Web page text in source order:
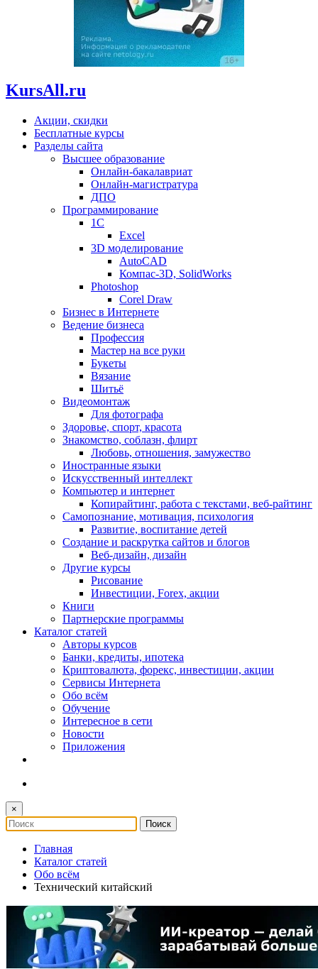
KursAll.ru
Акции, скидки
Бесплатные курсы
Разделы сайта
Высшее образование
Онлайн-бакалавриат
Онлайн-магистратура
ДПО
Программирование
1С
Excel
3D моделирование
AutoCAD
Компас-3D, SolidWorks
Photoshop
Corel Draw
Бизнес в Интернете
Ведение бизнеса
Профессия
Мастер на все руки
Букеты
Вязание
Шитьё
Видеомонтаж
Для фотографа
Здоровье, спорт, красота
Знакомство, соблазн, флирт
Любовь, отношения, замужество
Иностранные языки
Искусственный интеллект
Компьютер и интернет
Копирайтинг, работа с текстами, веб-райтинг
Самопознание, мотивация, психология
Развитие, воспитание детей
Создание и раскрутка сайтов и блогов
Веб-дизайн, дизайн
Другие курсы
Рисование
Инвестиции, Forex, акции
Книги
Партнерские программы
Каталог статей
Авторы курсов
Банки, кредиты, ипотека
Криптовалюта, форекс, инвестиции, акции
Сервисы Интернета
Обо всём
Обучение
Интересное в сети
Новости
Приложения
×
Главная
Каталог статей
Обо всём
Технический китайский